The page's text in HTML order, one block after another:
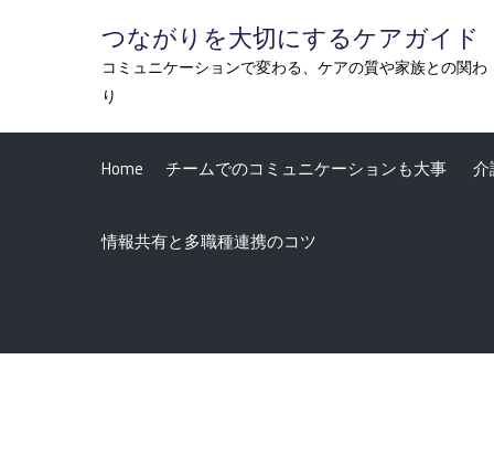
つながりを大切にするケアガイド
コミュニケーションで変わる、ケアの質や家族との関わ
り
Home チームでのコミュニケーションも大事 介
情報共有と多職種連携のコツ